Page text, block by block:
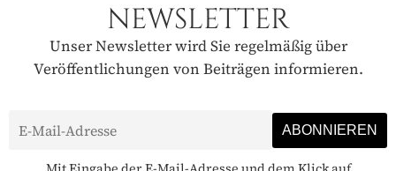
NEWSLETTER
Unser Newsletter wird Sie regelmäßig über
Veröffentlichungen von Beiträgen informieren.